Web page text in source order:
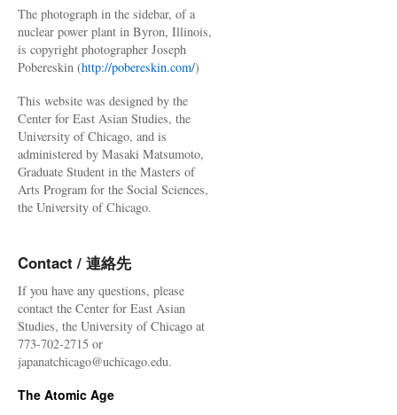
The photograph in the sidebar, of a
nuclear power plant in Byron, Illinois,
is copyright photographer Joseph
Pobereskin (http://pobereskin.com/)
This website was designed by the
Center for East Asian Studies, the
University of Chicago, and is
administered by Masaki Matsumoto,
Graduate Student in the Masters of
Arts Program for the Social Sciences,
the University of Chicago.
Contact / 連絡先
If you have any questions, please
contact the Center for East Asian
Studies, the University of Chicago at
773-702-2715 or
japanatchicago@uchicago.edu.
The Atomic Age